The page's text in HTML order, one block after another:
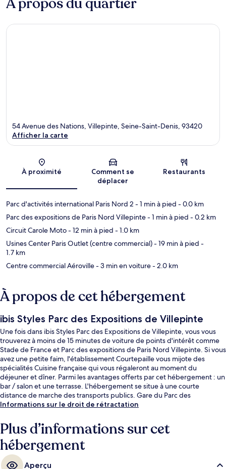
Carte
54 Avenue des Nations, Villepinte, Seine-Saint-Denis, 93420
Afficher la carte
À proximité
Comment se
déplacer
Restaurants
Parc d'activités international Paris Nord 2 - 1 min à pied - 0.0 km
Parc des expositions de Paris Nord Villepinte- 1 min à pied - 0.2 km
Circuit Carole Moto- 12 min à pied - 1.0 km
Usines Center Paris Outlet (centre commercial)- 19 min à pied -
1.7 km
Centre commercial Aéroville- 3 min en voiture- 2.0 km
À propos de cet hébergement
ibis Styles Parc des Expositions de Villepinte
Une fois dans ibis Styles Parc des Expositions de Villepinte, vous vous
trouverez à moins de 15 minutes de voiture de points d'intérêt comme
Stade de France et Parc des expositions de Paris Nord Villepinte. Si vous
avez une petite faim, l'établissement Courtepaille vous mijote des
spécialités Cuisine française qui vous régaleront au moment du
déjeuner et dîner. Parmi les avantages offerts par cet hébergement : un
bar / salon et une terrasse. L'hébergement se situe à une courte
distance de marche des transports publics. Gare du Parc des
Expositions est à quelques encablures.
Informations sur le droit de rétractation
Plus d’informations sur cet
hébergement
Aperçu